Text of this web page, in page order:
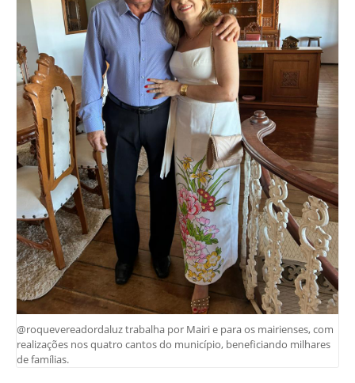
@roquevereadordaluz trabalha por Mairi e para os mairienses, com
realizações nos quatro cantos do município, beneficiando milhares
de famílias.